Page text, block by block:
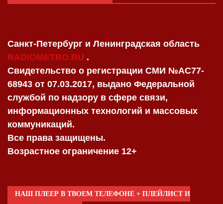
Санкт-Петербург и Ленинградская область
RADIOMETRO.RU .
Свидетельство о регистрации СМИ №AC77-
68943 от 07.03.2017, выдано Федеральной
службой по надзору в сфере связи,
информационных технологий и массовых
коммуникаций.
Все права защищены.
Возрастное ограничение 12+
НАШ ПЛЕЕР В ТВОЕМ ТЕЛЕФОНЕ + ПЛЕЙЛИСТ И